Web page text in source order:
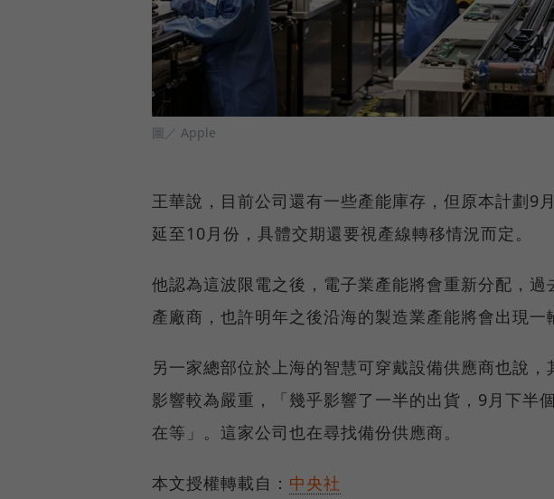
圖／ Apple
王華說，目前公司還有一些產能庫存，但原本計劃9
延至10月份，具體交期還要視產線轉移情況而定。
他認為這波限電之後，電子業產能將會重新分配，
產廠商，也許明年之後沿海的製造業產能將會出現一
另一家總部位於上海的智慧可穿戴設備供應商也說
影響較為嚴重，「幾乎影響了一半的出貨，9月下半
在等」。這家公司也在尋找備份供應商。
本文授權轉載自： 中央社